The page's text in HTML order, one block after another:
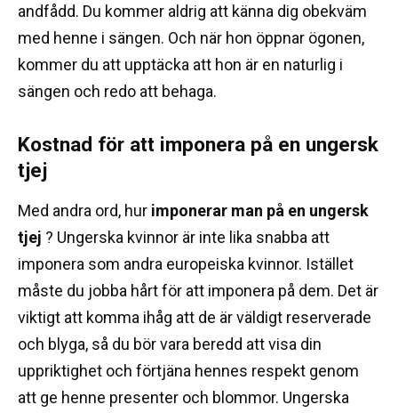
andfådd. Du kommer aldrig att känna dig obekväm
med henne i sängen. Och när hon öppnar ögonen,
kommer du att upptäcka att hon är en naturlig i
sängen och redo att behaga.
Kostnad för att imponera på en ungersk
tjej
Med andra ord, hur imponerar man på en ungersk
tjej ? Ungerska kvinnor är inte lika snabba att
imponera som andra europeiska kvinnor. Istället
måste du jobba hårt för att imponera på dem. Det är
viktigt att komma ihåg att de är väldigt reserverade
och blyga, så du bör vara beredd att visa din
uppriktighet och förtjäna hennes respekt genom
att ge henne presenter och blommor. Ungerska